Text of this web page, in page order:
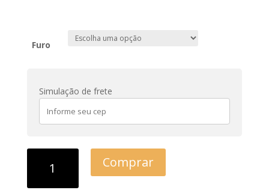
Furo
Simulação de frete
Comprar